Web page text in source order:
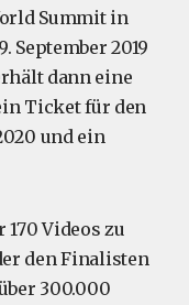
Summit in
September 2019
dann eine
Ticket für den
und ein
Videos zu
den Finalisten
300.000